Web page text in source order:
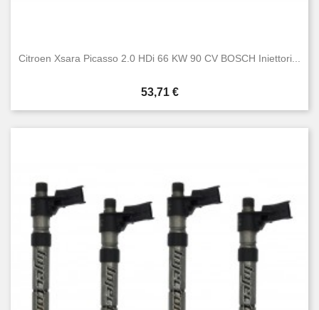
Citroen Xsara Picasso 2.0 HDi 66 KW 90 CV BOSCH Iniettori...
Prezzo
53,71 €